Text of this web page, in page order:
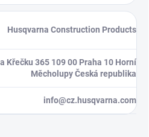
Husqvarna Construction Products
Křečku 365 109 00 Praha 10 Horní
Měcholupy Česká republika
info@cz.husqvarna.com